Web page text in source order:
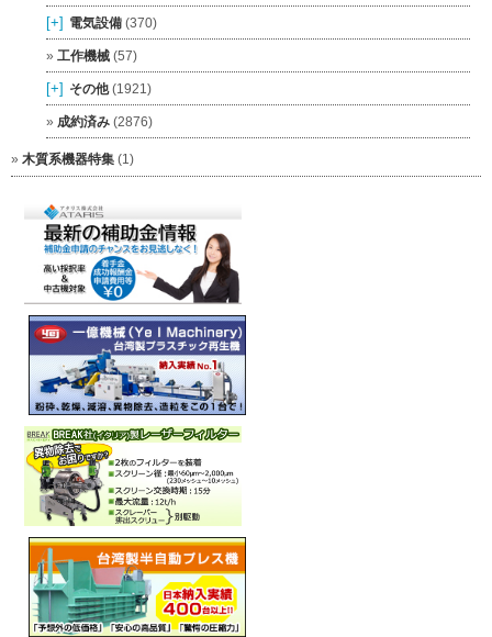
[+] 電気設備 (370)
工作機械 (57)
[+] その他(1921)
成約済み (2876)
木質系機器特集 (1)